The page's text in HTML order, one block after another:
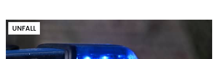
UNFALL